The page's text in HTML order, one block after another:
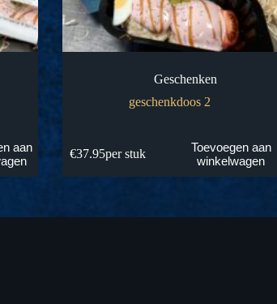
aan
Geschenken
geschenkdoos 2
€37.95per stuk
Toevoegen aan
winkelwagen